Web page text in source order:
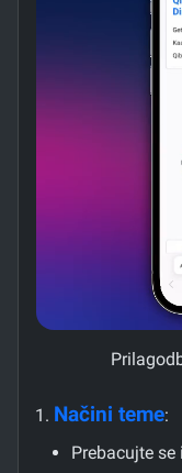
Načini teme:
Prebacujte